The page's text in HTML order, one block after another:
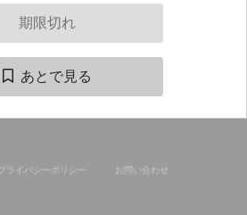
期限切れ
あとで見る
プライバシーポリシー お問い合わせ